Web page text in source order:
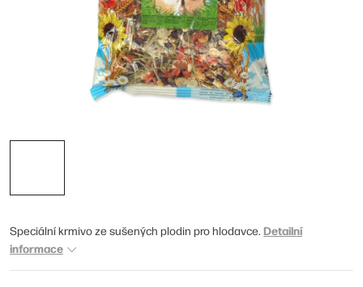
Speciální krmivo ze sušených plodin pro hlodavce. Detailní
informace